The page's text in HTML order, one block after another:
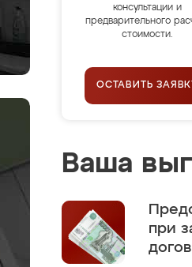
консультации и
предварительного
стоимости.
ОСТАВИТЬ
Ваша
при